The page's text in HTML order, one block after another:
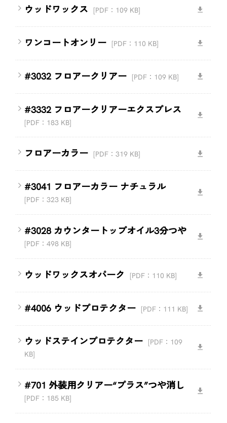
ウッドワックス [PDF：109 KB]
ワンコートオンリー [PDF：110 KB]
#3032 フロアークリアー [PDF：109 KB]
#3332 フロアークリアーエクスプレス
[PDF：183 KB]
フロアーカラー [PDF：319 KB]
#3041 フロアーカラー ナチュラル
[PDF：323 KB]
#3028 カウンタートップオイル3分つや
[PDF：498 KB]
ウッドワックスオパーク [PDF：110 KB]
#4006 ウッドプロテクター [PDF：111 KB]
ウッドステインプロテクター
[PDF：109
KB]
#701 外装用クリアー“プラス”つや消し
[PDF：185 KB]